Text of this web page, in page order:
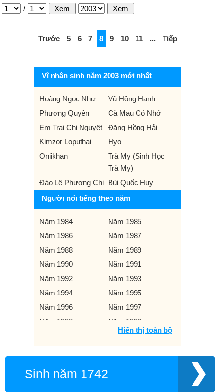
/
Trước 5 6 7 8 9 10 11 ... Tiếp
Vĩ nhân sinh năm 2003 mới nhất
Hoàng Ngọc Như
Vũ Hồng Hạnh
Phương Quyên
Cà Mau Có Nhớ
Em Trai Chị Nguyệt
Đặng Hồng Hải
Kimzor Loputhai
Hyo
Oniikhan
Trà My (Sinh Học
Trà My)
Đào Lê Phương Chi Bùi Quốc Huy
Người nổi tiếng theo năm
Năm 1984
Năm 1985
Năm 1986
Năm 1987
Năm 1988
Năm 1989
Năm 1990
Năm 1991
Năm 1992
Năm 1993
Năm 1994
Năm 1995
Năm 1996
Năm 1997
Năm 1998
Năm 1999
Năm 2001
Năm 2006
Hiển thị toàn bộ
Sinh năm 1742